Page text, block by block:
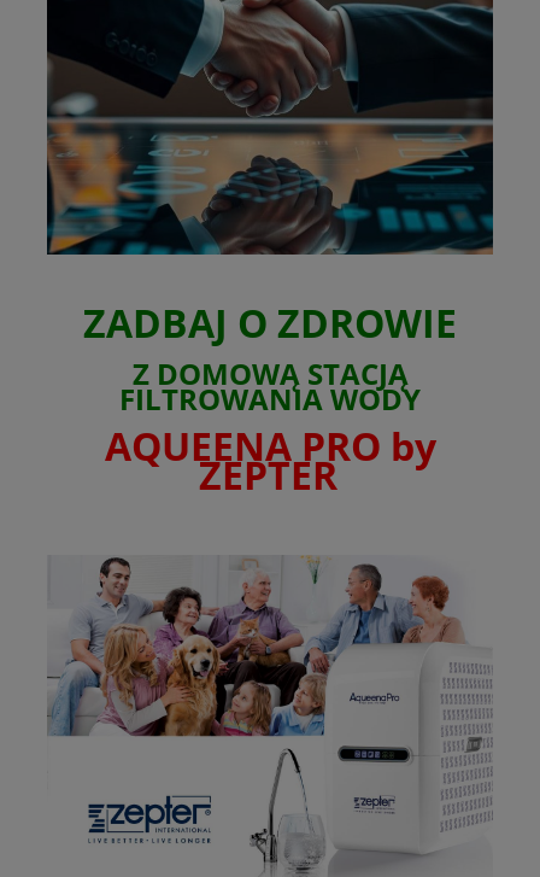
ZADBAJ O ZDROWIE
Z DOMOWĄ STACJĄ
FILTROWANIA WODY
AQUEENA PRO by
ZEPTER